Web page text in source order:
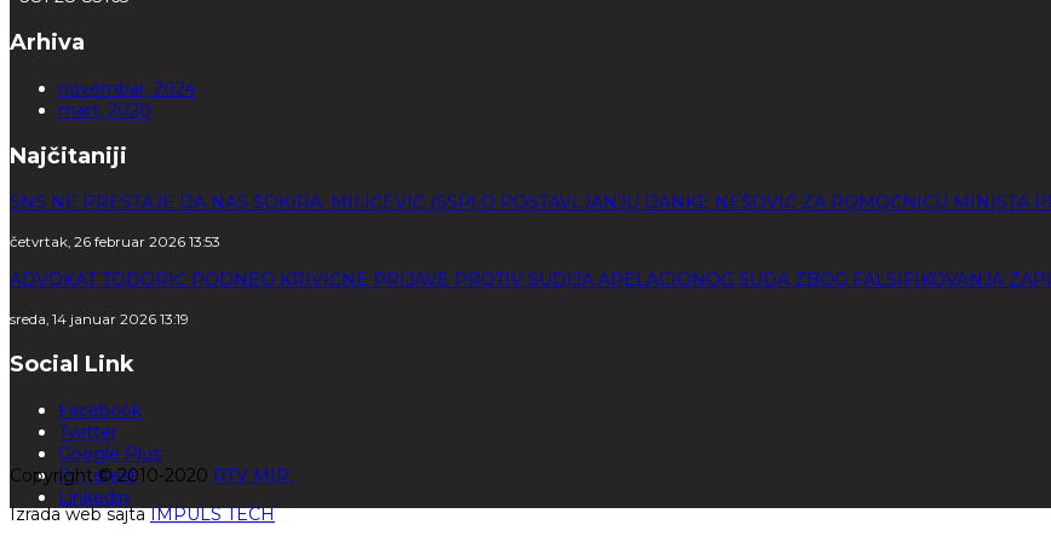
Arhiva
novembar, 2024
mart, 2020
Najčitaniji
SNS NE PRESTAJE DA NAS ŠOKIRA: MILIĆEVIĆ (SSP) O POSTAVLJANJU DANKE NEŠOVIĆ ZA POMOĆNICU MINISTA
četvrtak, 26 februar 2026 13:53
ADVOKAT TODORIĆ PODNEO KRIVIČNE PRIJAVE PROTIV SUDIJA APELACIONOG SUDA ZBOG FALSIFIKOVANJA
sreda, 14 januar 2026 13:19
Social Link
Facebook
Twitter
Google Plus
Pinterest
Linkedin
Copyright © 2010-2020 RTV MIR.
Izrada web sajtaIMPULS TECH